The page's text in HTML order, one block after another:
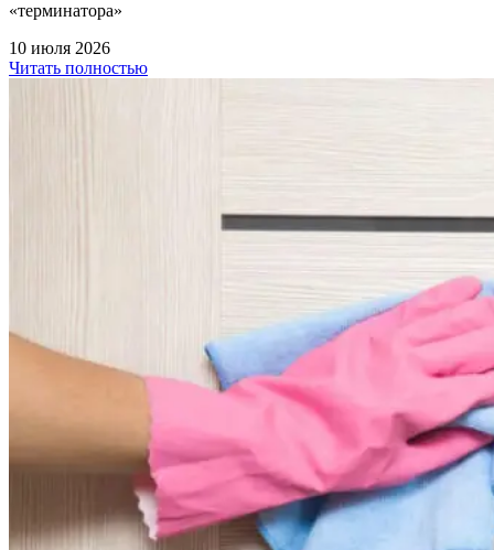
«терминатора»
10 июля 2026
Читать полностью